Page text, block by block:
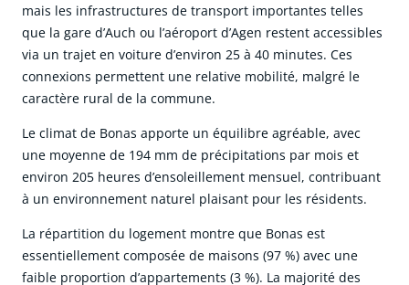
mais les infrastructures de transport importantes telles
que la gare d’Auch ou l’aéroport d’Agen restent accessibles
via un trajet en voiture d’environ 25 à 40 minutes. Ces
connexions permettent une relative mobilité, malgré le
caractère rural de la commune.
Le climat de Bonas apporte un équilibre agréable, avec
une moyenne de 194 mm de précipitations par mois et
environ 205 heures d’ensoleillement mensuel, contribuant
à un environnement naturel plaisant pour les résidents.
La répartition du logement montre que Bonas est
essentiellement composée de maisons (97 %) avec une
faible proportion d’appartements (3 %). La majorité des